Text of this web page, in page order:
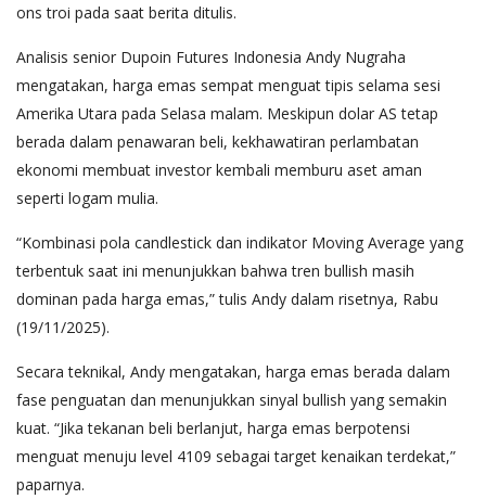
ons troi pada saat berita ditulis.
Analisis senior Dupoin Futures Indonesia Andy Nugraha
mengatakan, harga emas sempat menguat tipis selama sesi
Amerika Utara pada Selasa malam. Meskipun dolar AS tetap
berada dalam penawaran beli, kekhawatiran perlambatan
ekonomi membuat investor kembali memburu aset aman
seperti logam mulia.
“Kombinasi pola candlestick dan indikator Moving Average yang
terbentuk saat ini menunjukkan bahwa tren bullish masih
dominan pada harga emas,” tulis Andy dalam risetnya, Rabu
(19/11/2025).
Secara teknikal, Andy mengatakan, harga emas berada dalam
fase penguatan dan menunjukkan sinyal bullish yang semakin
kuat. “Jika tekanan beli berlanjut, harga emas berpotensi
menguat menuju level 4109 sebagai target kenaikan terdekat,”
paparnya.